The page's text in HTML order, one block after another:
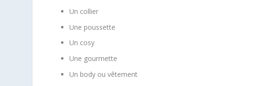
Un collier
Une poussette
Un cosy
Une gourmette
Un body ou vêtement